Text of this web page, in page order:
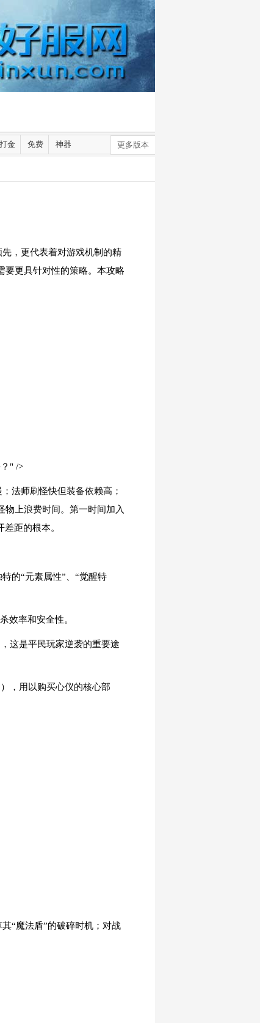
打金 免费 神器 更多版本
，更代表着对游戏机制的精
要更具针对性的策略。本攻略
" />
法师刷怪快但装备依赖高；
上浪费时间。第一时间加入
距的根本。
的“元素属性”、“觉醒特
效率和安全性。
这是平民玩家逆袭的重要途
，用以购买心仪的核心部
“魔法盾”的破碎时机；对战